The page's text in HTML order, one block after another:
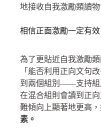
地接收自我激勵類讀
相信正面激勵一定有
為了更貼近自我激勵
「能否利用正向文句
到兩個組別——支持組
在混合組則會讀到正
難傾向上顯著地更高
素。